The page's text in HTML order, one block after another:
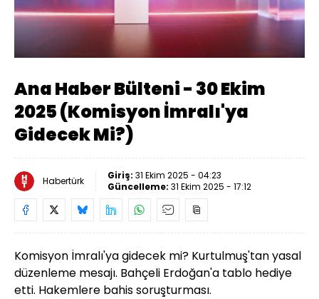
Aç
Yüklendi:
2.53%
Oynatma
Hızı
Ana Haber Bülteni - 30 Ekim
2025 (Komisyon İmralı'ya
Gidecek Mi?)
Habertürk Giriş: 31 Ekim 2025 - 04:23
Güncelleme: 31 Ekim 2025 - 17:12
Komisyon İmralı'ya gidecek mi? Kurtulmuş'tan yasal
düzenleme mesajı. Bahçeli Erdoğan'a tablo hediye
etti. Hakemlere bahis soruşturması.